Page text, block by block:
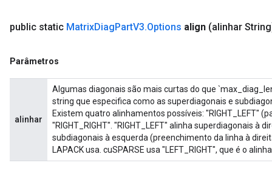
public static MatrixDiagPartV3.Options align (alinhar
Parâmetros
alinhar
Algumas diagonais são mais curtas do que
string que especifica como as superdiagonais e
Existem quatro alinhamentos possíveis: "RIGHT_LEFT"
"RIGHT_RIGHT". "RIGHT_LEFT" alinha superdiagonais à
subdiagonais à esquerda (preenchimento da linha à
LAPACK usa. cuSPARSE usa "LEFT_RIGHT", que é o